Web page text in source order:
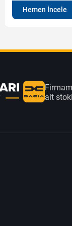
Hemen İncele
ait